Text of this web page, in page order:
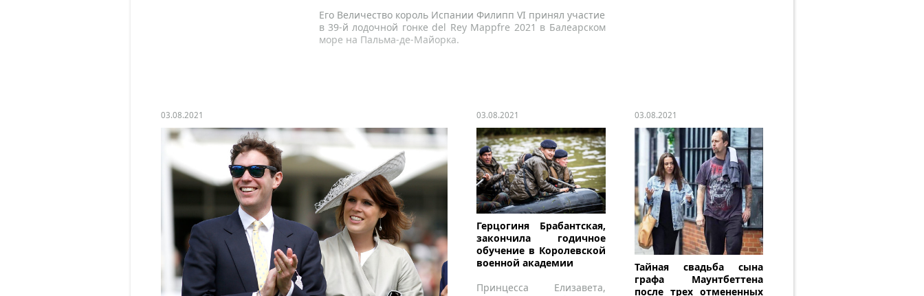
Его Величество король Испании Филипп VI принял участие
в 39-й лодочной гонке del Rey Mappfre 2021 в Балеарском
море на Пальма-де-Майорка.
03.08.2021 03.08.2021
Герцогиня Брабантская,
закончила годичное
обучение в Королевской
военной академии
Принцесса Елизавета,
03.08.2021
Тайная свадьба сына
графа Маунтбеттена
после трех отмененных